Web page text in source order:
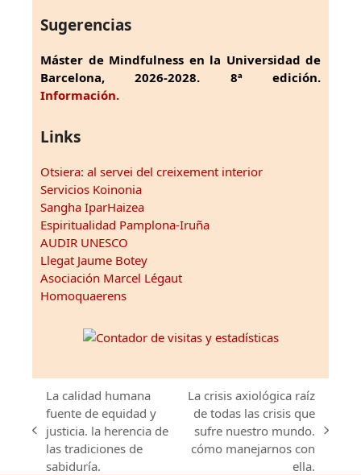
Sugerencias
Máster de Mindfulness en la Universidad de
Barcelona, 2026-2028. 8ª edición.
Información.
Links
Otsiera: al servei del creixement interior
Servicios Koinonia
Sangha IparHaizea
Espiritualidad Pamplona-Iruña
AUDIR UNESCO
Llegat Jaume Botey
Asociación Marcel Légaut
Homoquaerens
previous
post:
La calidad humana
fuente de equidad y
justicia. la herencia de
las tradiciones de
sabiduría.
next
post:
La crisis axiológica raíz
de todas las crisis que
sufre nuestro mundo.
cómo manejarnos con
ella.